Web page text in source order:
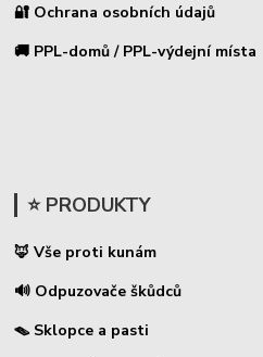
🔐 Ochrana osobních údajů
🚚 PPL-domů / PPL-výdejní místa
⭐ PRODUKTY
🦊 Vše proti kunám
🔊 Odpuzovače škůdců
🪤 Sklopce a pasti